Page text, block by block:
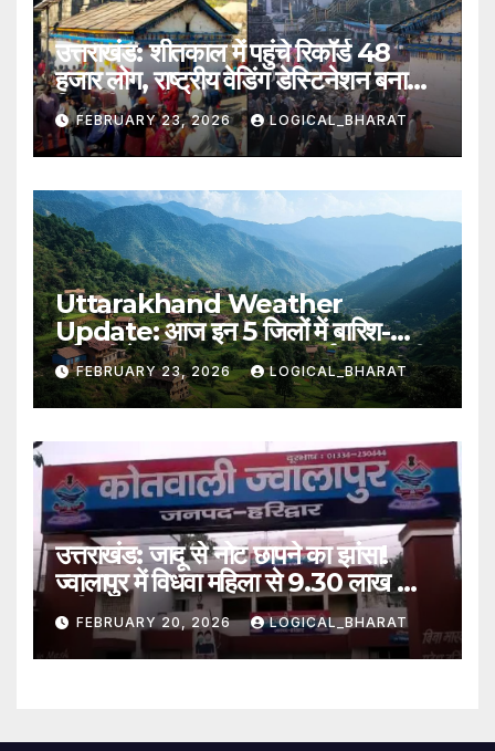
उत्तराखंड: शीतकाल में पहुंचे रिकॉर्ड 48
हजार लोग, राष्ट्रीय वेडिंग डेस्टिनेशन बना
त्रियुगीनारायण
FEBRUARY 23, 2026 LOGICAL_BHARAT
Uttarakhand Weather
Update: आज इन 5 जिलों में बारिश-
बर्फबारी के आसार, IMD का पूर्वानुमान जारी..
पढ़िए
FEBRUARY 23, 2026 LOGICAL_BHARAT
उत्तराखंड: जादू से नोट छापने का झांसा!
ज्वालापुर में विधवा महिला से 9.30 लाख की
ठगी, तीन नामजद
FEBRUARY 20, 2026 LOGICAL_BHARAT